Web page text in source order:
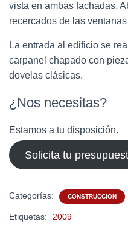
vista en ambas fachadas.
recercados de las
La entrada al edificio se
carpanel chapado con
dovelas clásicas.
¿Nos necesitas?
Estamos a tu disposición.
Solicita tu
Categorías: CONSTRUCCION
Etiquetas: 2009